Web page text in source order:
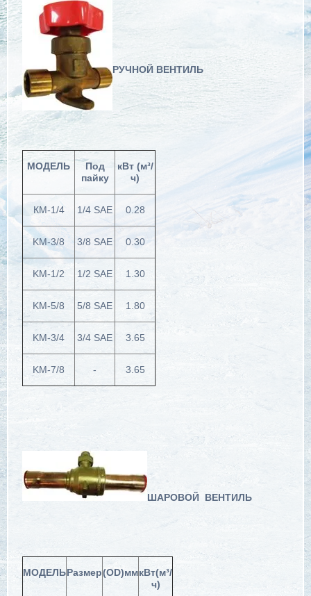
РУЧНОЙ ВЕНТИЛЬ
МОДЕЛЬ
Под
пайку
кВт (м³/
ч)
КМ-1/4 1/4 SAE 0.28
KM-3/8 3/8 SAE 0.30
KM-1/2 1/2 SAE 1.30
KM-5/8 5/8 SAE 1.80
KM-3/4 3/4 SAE 3.65
KM-7/8 - 3.65
ШАРОВОЙ ВЕНТИЛЬ
МОДЕЛЬРазмер(OD)ммкВт(м³/
ч)